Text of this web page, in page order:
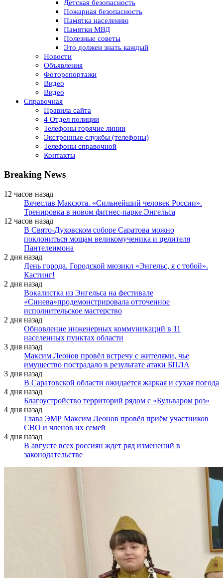
Детская безопасность
Пожарная безопасность
Памятка населению
Памятки МВД
Полезные советы
Это должен знать каждый
Новости
Объявления
Фоторепортажи
Видео
Видео
Справочная
Правила сайта
4 Отдел полиции
Телефоны горячие линии
Экстренные службы (телефоны)
Телефоны справочной
Контакты
Breaking News
12 часов назад
Вячеслав Максюта. «Сильнейший человек России».
Тренировка в новом фитнес-парке Энгельса
12 часов назад
В Свято-Духовском соборе Саратова можно
поклониться мощам великомученика и целителя
Пантелеимона
2 дня назад
День города. Городской мюзикл «Энгельс, я с тобой».
Кастинг!
2 дня назад
Вокалистка из Энгельса на фестивале
«Синева»продемонстрировала отточенное
исполнительское мастерство
2 дня назад
Обновление инженерных коммуникаций в 11
населенных пунктах области
3 дня назад
Максим Леонов провёл встречу с жителями, чье
имущество пострадало в результате атаки БПЛА
3 дня назад
В Саратовской области ожидается жаркая и сухая погода
4 дня назад
Благоустройство территорий рядом с «Бульваром роз»
4 дня назад
Глава ЭМР Максим Леонов провёл приём участников
СВО и членов их семей
4 дня назад
В августе всех россиян ждет ряд изменений в
законодательстве